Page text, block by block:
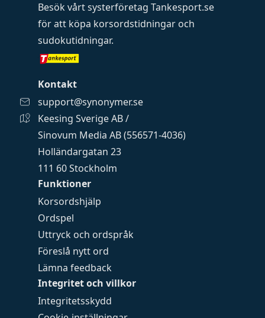
Funktioner
Korsordshjälp
Ordspel
Uttryck och ordspråk
Föreslå nytt ord
Lämna feedback
Integritet och villkor
Integritetsskydd
Besök vårt systerföretag Tankesport.se
för att köpa korsordstidningar och
sudokutidningar.
Kontakt
support@synonymer.se
Keesing Sverige AB /
Sinovum Media AB (556571-4036)
Holländargatan 23
111 60 Stockholm